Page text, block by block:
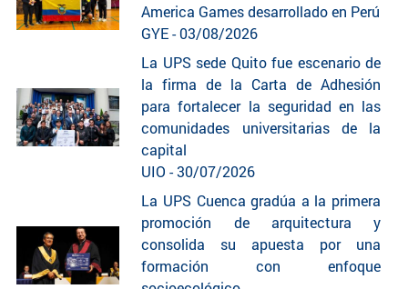
America Games desarrollado en Perú
GYE - 03/08/2026
La UPS sede Quito fue escenario de
la firma de la Carta de Adhesión
para fortalecer la seguridad en las
comunidades universitarias de la
capital
UIO - 30/07/2026
La UPS Cuenca gradúa a la primera
promoción de arquitectura y
consolida su apuesta por una
formación con enfoque